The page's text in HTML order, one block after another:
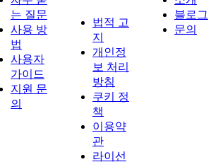
는 질문
사용 방
법
사용자
가이드
지원 문
의
법적 고
지
개인정
보 처리
방침
쿠키 정
책
이용약
관
라이선
블로그
문의